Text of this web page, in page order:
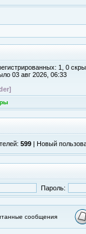
1, 0
03 авг 2026, 06:33
599 | Новый
Пароль:
сообщения